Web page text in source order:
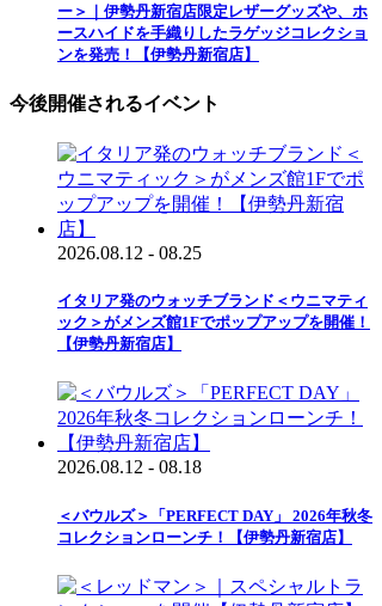
ー＞｜伊勢丹新宿店限定レザーグッズや、ホ
ースハイドを手織りしたラゲッジコレクショ
ンを発売！【伊勢丹新宿店】
今後開催されるイベント
2026.08.12 - 08.25
イタリア発のウォッチブランド＜ウニマティ
ック＞がメンズ館1Fでポップアップを開催！
【伊勢丹新宿店】
2026.08.12 - 08.18
＜バウルズ＞「PERFECT DAY」 2026年秋冬
コレクションローンチ！【伊勢丹新宿店】